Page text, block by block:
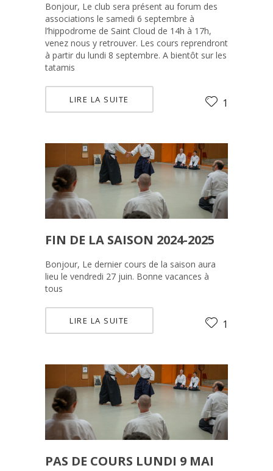
Bonjour, Le club sera présent au forum des
associations le samedi 6 septembre à
l’hippodrome de Saint Cloud de 14h à 17h,
venez nous y retrouver. Les cours reprendront
à partir du lundi 8 septembre. A bientôt sur les
tatamis
LIRE LA SUITE 1
FIN DE LA SAISON 2024-2025
Bonjour, Le dernier cours de la saison aura
lieu le vendredi 27 juin. Bonne vacances à
tous
LIRE LA SUITE 1
PAS DE COURS LUNDI 9 MAI